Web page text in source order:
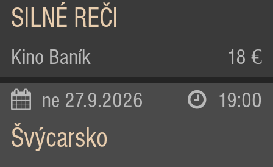
SILNÉ REČI
Kino Baník 18 €
ne 27.9.2026 19:00
Švýcarsko